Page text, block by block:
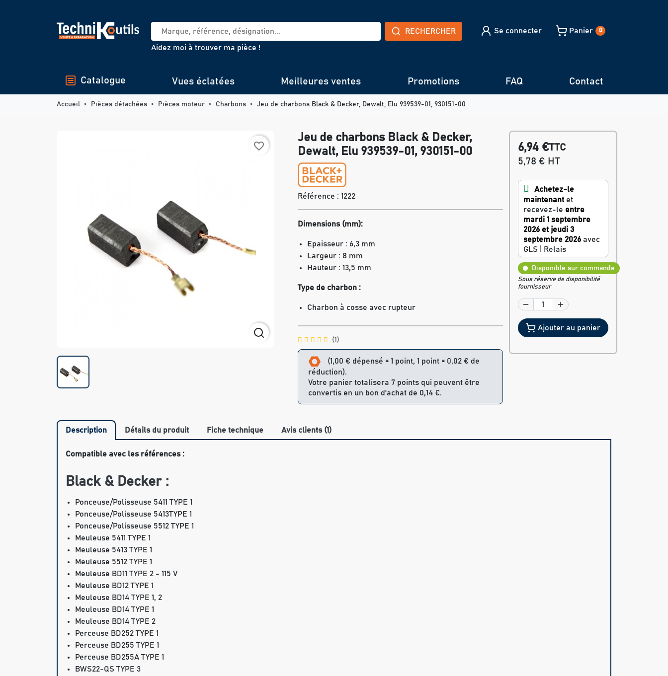
RECHERCHER
Aidez moi à trouver ma pièce !
Se connecter Panier 0
Catalogue Vues éclatées Meilleures ventes Promotions FAQ Contact
Accueil Pièces détachées Pièces moteur Charbons Jeu de charbons Black & Decker, Dewalt, Elu 939539-01, 930151-00
favorite_border
Jeu de charbons Black & Decker,
Dewalt, Elu 939539-01, 930151-00
Référence : 1222
Dimensions (mm):
Epaisseur : 6,3 mm
Largeur : 8 mm
Hauteur : 13,5 mm
Type de charbon :
Charbon à cosse avec rupteur
(1)
(1,00 € dépensé = 1 point, 1 point = 0,02 € de
réduction).
Votre panier totalisera 7 points qui peuvent être
convertis en un bon d'achat de 0,14 €.
6,94 €TTC
5,78 € HT
Achetez-le
maintenantet
recevez-le entre
mardi 1 septembre
2026 et jeudi 3
septembre 2026 avec
GLS | Relais
Disponible sur commande
Sous réserve de disponibilité
fournisseur
Ajouter au panier
Description Détails du produit Fiche technique Avis clients (1)
Compatible avec les références :
Black & Decker :
Ponceuse/Polisseuse 5411 TYPE 1
Ponceuse/Polisseuse 5413TYPE 1
Ponceuse/Polisseuse 5512 TYPE 1
Meuleuse 5411 TYPE 1
Meuleuse 5413 TYPE 1
Meuleuse 5512 TYPE 1
Meuleuse BD11 TYPE 2 - 115 V
Meuleuse BD12 TYPE 1
Meuleuse BD14 TYPE 1, 2
Meuleuse BD14 TYPE 1
Meuleuse BD14 TYPE 2
Perceuse BD252 TYPE 1
Perceuse BD255 TYPE 1
Perceuse BD255A TYPE 1
BWS22-QS TYPE 3